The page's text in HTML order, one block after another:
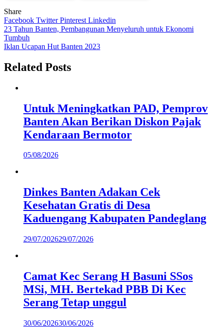
Share
Facebook TwitterPinterest Linkedin
Navigasi
pos
23 Tahun Banten, Pembangunan Menyeluruh untuk Ekonomi
Tumbuh
Iklan Ucapan Hut Banten 2023
Related Posts
Untuk Meningkatkan PAD, Pemprov
Banten Akan Berikan Diskon Pajak
Kendaraan Bermotor
05/08/2026
Dinkes Banten Adakan Cek
Kesehatan Gratis di Desa
Kaduengang Kabupaten Pandeglang
29/07/202629/07/2026
Camat Kec Serang H Basuni SSos
MSi, MH. Bertekad PBB Di Kec
Serang Tetap unggul
30/06/202630/06/2026